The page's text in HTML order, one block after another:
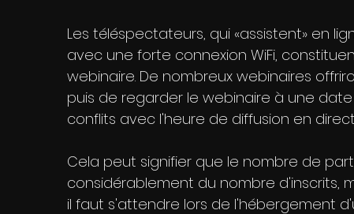
Les téléspectateurs, qui «assistent» en
avec une forte connexion WiFi,
webinaire. De nombreux webinaires
puis de regarder le webinaire à une
conflits avec l'heure de diffusion en
Cela peut signifier que le nombre de
considérablement du nombre d'inscrits,
il faut s'attendre lors de l'hébergement